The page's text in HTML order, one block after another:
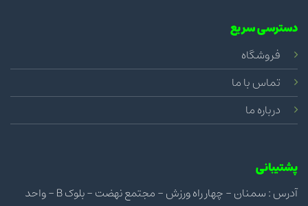
دسترسی سریع
فروشگاه
تماس با ما
درباره ما
پشتیبانی
آدرس : سمنان - چهار راه ورزش - مجتمع نهضت - بلوک B - واحد